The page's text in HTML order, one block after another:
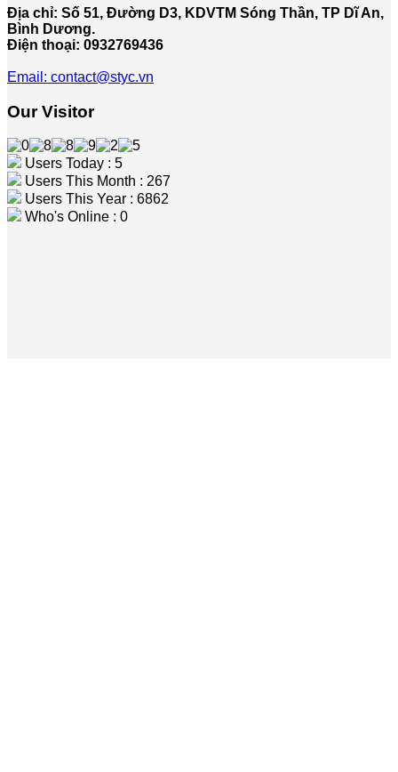
Địa chỉ: Số 51, Đường D3, KDVTM Sóng Thần, TP Dĩ An,
Bình Dương.
Điện thoại: 0932769436
Email: contact@styc.vn
Our Visitor
Users Today : 5
Users This Month : 267
Users This Year : 6862
Who's Online : 0